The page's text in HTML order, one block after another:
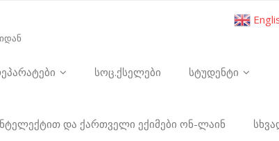
სოც.ქსელები სტუდენტი
და ქართველი ექიმები ონ-ლაინ